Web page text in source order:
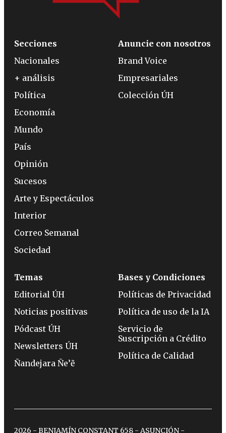
Secciones
Nacionales
+ análisis
Política
Economía
Mundo
País
Opinión
Sucesos
Arte y Espectáculos
Interior
Correo Semanal
Sociedad
Anuncie con nosotros
Brand Voice
Empresariales
Colección ÚH
Temas
Editorial ÚH
Noticias positivas
Pódcast ÚH
Newsletters ÚH
Ñandejara Ñe’ẽ
Bases y Condiciones
Políticas de Privacidad
Política de uso de la IA
Servicio de
Suscripción a Crédito
Política de Calidad
2026 - BENJAMÍN CONSTANT 658 - ASUNCIÓN -